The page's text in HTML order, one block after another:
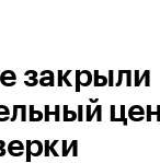
закрыли